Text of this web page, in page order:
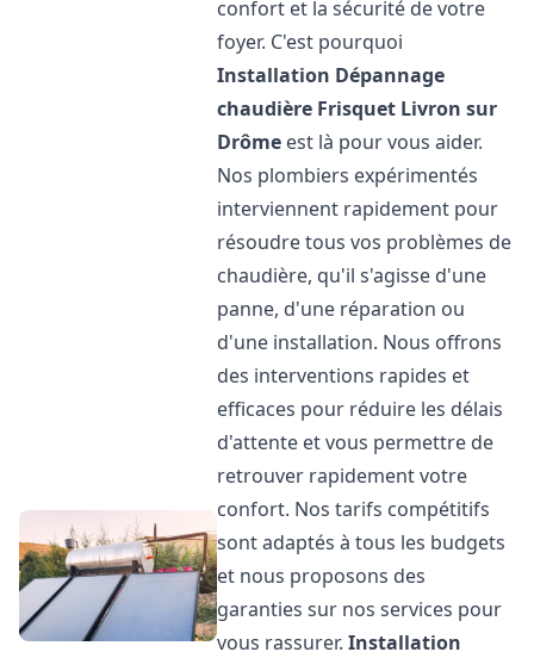
confort et la sécurité de votre
foyer. C'est pourquoi
Installation Dépannage
chaudière Frisquet Livron sur
Drôme est là pour vous aider.
Nos plombiers expérimentés
interviennent rapidement pour
résoudre tous vos problèmes de
chaudière, qu'il s'agisse d'une
panne, d'une réparation ou
d'une installation. Nous offrons
des interventions rapides et
efficaces pour réduire les délais
d'attente et vous permettre de
retrouver rapidement votre
confort. Nos tarifs compétitifs
sont adaptés à tous les budgets
et nous proposons des
garanties sur nos services pour
vous rassurer.Installation